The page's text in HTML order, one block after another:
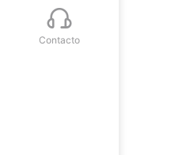
Contacto